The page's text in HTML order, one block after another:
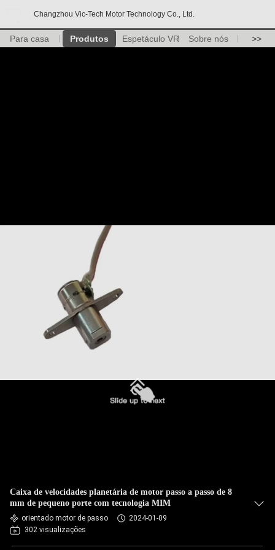
Changzhou Vic-Tech Motor Technology Co., Ltd.
Para casa Produtos Espetáculo VR Sobre nós >>
Caixa de velocidades planetária de motor passo a passo de 8
mm de pequeno porte com tecnologia MIM
orientado motor de passo
2024-01-09
302 visualizações